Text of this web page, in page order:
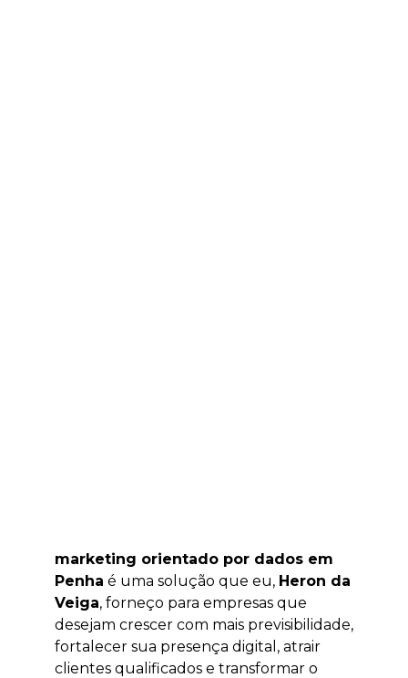
marketing orientado por dados em
Penha é uma solução que eu, Heron da
Veiga, forneço para empresas que
desejam crescer com mais previsibilidade,
fortalecer sua presença digital, atrair
clientes qualificados e transformar o